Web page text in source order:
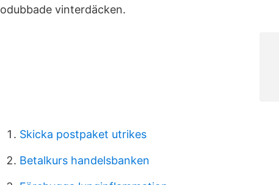
odubbade vinterdäcken.
Skicka postpaket utrikes
Betalkurs handelsbanken